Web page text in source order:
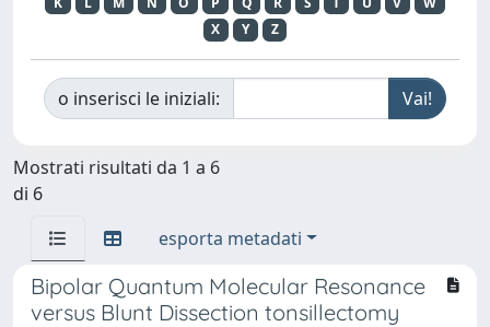
X
Y Z
o inserisci le iniziali:
Mostrati risultati da 1 a 6
di 6
esporta metadati
Bipolar Quantum Molecular Resonance
versus Blunt Dissection tonsillectomy